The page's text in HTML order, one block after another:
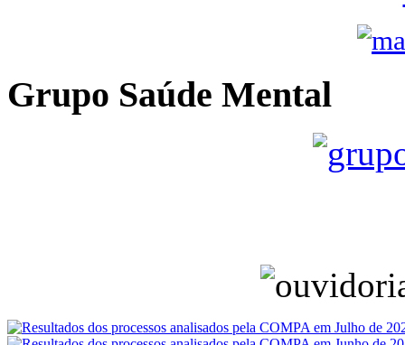
Grupo Saúde Mental